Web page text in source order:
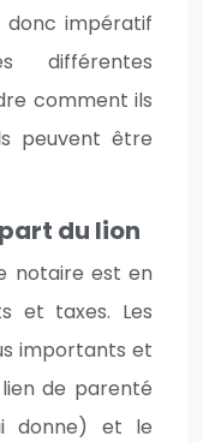
donc impératif
différentes
comment ils
peuvent être
du lion
notaire est en
et taxes. Les
importants et
de parenté
donne) et le